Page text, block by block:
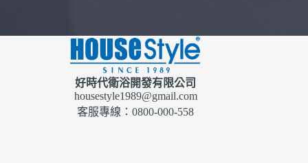
好時代衛浴開發有限公司
housestyle1989@gmail.com
客服專線：0800-000-558